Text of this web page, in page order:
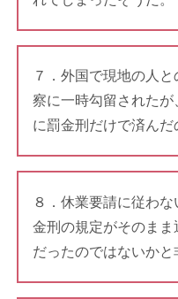
７．外国で現地の人
察に一時勾留された
に罰金刑だけで済んだ
８．休業要請に従わ
金刑の規定がそのま
だったのではないかと